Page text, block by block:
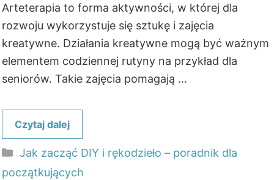
Arteterapia to forma aktywności, w której dla
rozwoju wykorzystuje się sztukę i zajęcia
kreatywne. Działania kreatywne mogą być ważnym
elementem codziennej rutyny na przykład dla
seniorów. Takie zajęcia pomagają …
Czytaj dalej
Kategorie
Jak zacząć DIY i rękodzieło – poradnik dla
początkujących